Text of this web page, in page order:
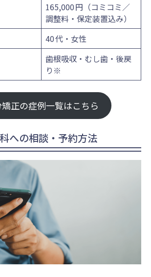
165,000 円（コミコミ／
調整料・保定装置込み）
40 代・女性
歯根吸収・むし歯・後戻
り※
正の症例一覧はこちら
への相談・予約方法